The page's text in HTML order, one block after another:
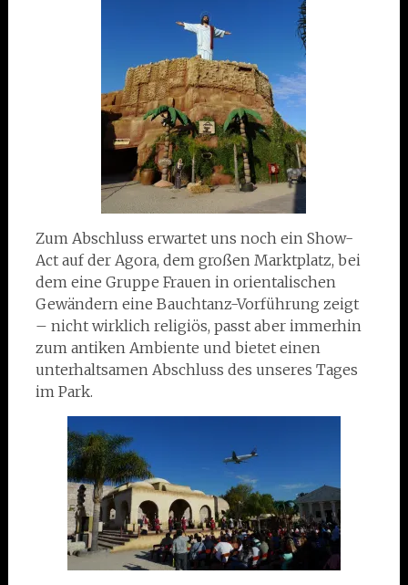
Zum Abschluss erwartet uns noch ein Show-
Act auf der Agora, dem großen Marktplatz, bei
dem eine Gruppe Frauen in orientalischen
Gewändern eine Bauchtanz-Vorführung zeigt
– nicht wirklich religiös, passt aber immerhin
zum antiken Ambiente und bietet einen
unterhaltsamen Abschluss des unseres Tages
im Park.